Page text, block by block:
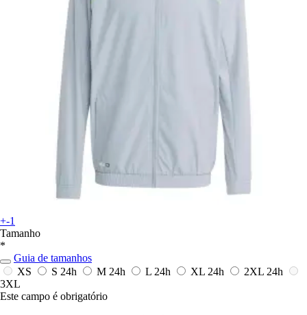
+-1
Tamanho
*
Guia de tamanhos
XS
S 24h M 24h L 24h XL 24h 2XL 24h
3XL
Este campo é obrigatório